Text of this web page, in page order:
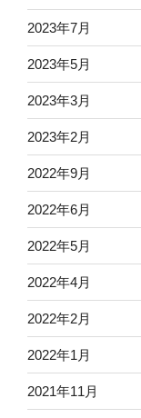
2023年7月
2023年5月
2023年3月
2023年2月
2022年9月
2022年6月
2022年5月
2022年4月
2022年2月
2022年1月
2021年11月